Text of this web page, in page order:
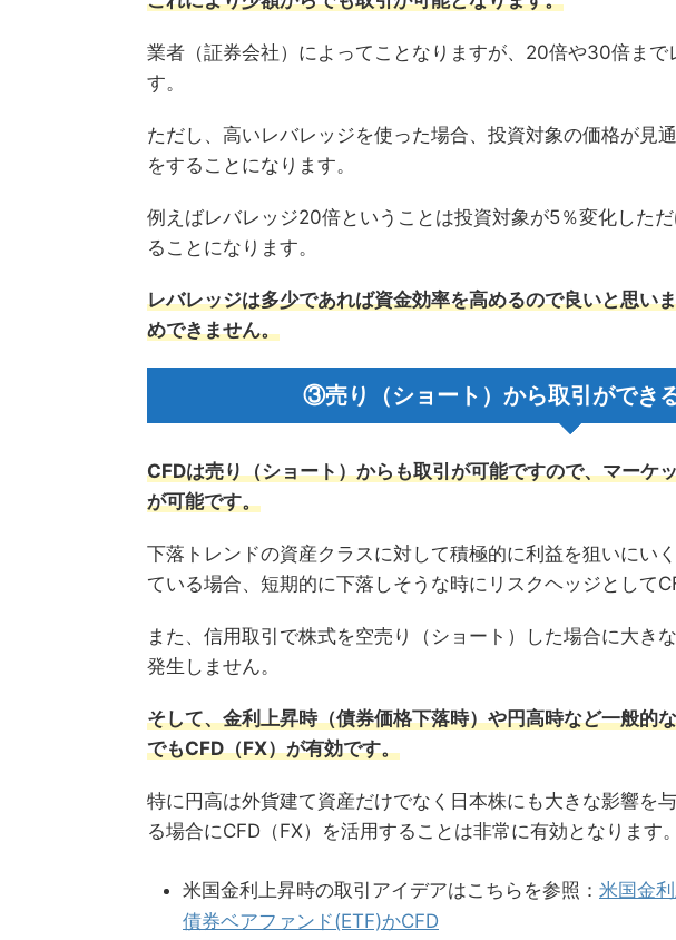
業者（証券会社）によってことなりますが、20倍や30倍まで
す。
ただし、高いレバレッジを使った場合、投資対象の価格が見
をすることになります。
例えばレバレッジ20倍ということは投資対象が5％変化した
ることになります。
レバレッジは多少であれば資金効率を高めるので良いと思い
めできません。
③売り（ショート）から取引ができ
CFDは売り（ショート）からも取引が可能ですので、マーケ
が可能です。
下落トレンドの資産クラスに対して積極的に利益を狙いにい
ている場合、短期的に下落しそうな時にリスクヘッジとして
また、信用取引で株式を空売り（ショート）した場合に大き
発生しません。
そして、金利上昇時（債券価格下落時）や円高時など一般的
でもCFD（FX）が有効です。
特に円高は外貨建て資産だけでなく日本株にも大きな影響を
る場合にCFD（FX）を活用することは非常に有効となります。
米国金利上昇時の取引アイデアはこちらを参照： 米国金
債券ベアファンド(ETF)かCFD